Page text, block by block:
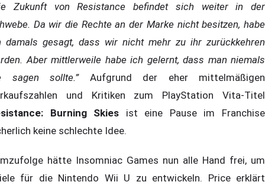
Zukunft von Resistance befindet sich weiter in der
Da wir die Rechte an der Marke nicht besitzen, habe
damals gesagt, dass wir nicht mehr zu ihr zurückkehren
Aber mittlerweile habe ich gelernt, dass man niemals
sagen sollte.”Aufgrund der eher mittelmäßigen
und Kritiken zum PlayStation Vita-Titel
Burning Skies ist eine Pause im Franchise
keine schlechte Idee.
hätte Insomniac Games nun alle Hand frei, um
für die Nintendo Wii U zu entwickeln. Price erklärt